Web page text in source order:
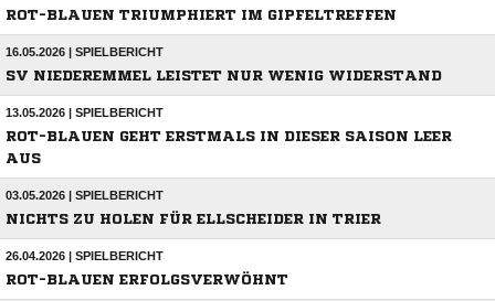
ROT-BLAUEN TRIUMPHIERT IM GIPFELTREFFEN
16.05.2026 | SPIELBERICHT
SV NIEDEREMMEL LEISTET NUR WENIG WIDERSTAND
13.05.2026 | SPIELBERICHT
ROT-BLAUEN GEHT ERSTMALS IN DIESER SAISON LEER
AUS
03.05.2026 | SPIELBERICHT
NICHTS ZU HOLEN FÜR ELLSCHEIDER IN TRIER
26.04.2026 | SPIELBERICHT
ROT-BLAUEN ERFOLGSVERWÖHNT